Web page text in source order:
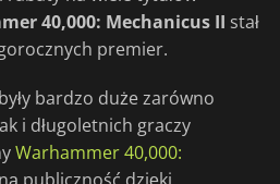
40,000: Mechanicus II stał
premier.
bardzo duże zarówno
i długoletnich graczy
Warhammer 40,000: